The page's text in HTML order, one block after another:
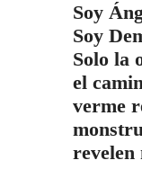
Soy
Soy
Solo la
el
verme
revelen